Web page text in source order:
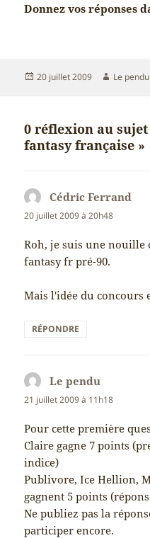
Donnez vos réponses
Publié
20 juillet 2009 Auteur
Le pendu
0 réflexion au sujet
fantasy française »
Cédric Ferrand
20 juillet 2009 à 20h48
Roh, je suis une nouille
fantasy fr pré-90.
Mais l'idée du concours
RÉPONDRE
Le pendu
21 juillet 2009 à 11h18
Pour cette première
Claire gagne 7 points
indice)
Publivore, Ice Hellion,
gagnent 5 points
Ne publiez pas la
participer encore.